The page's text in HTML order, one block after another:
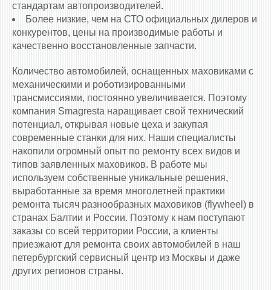
стандартам автопроизводителей.
Более низкие, чем на СТО официальных дилеров и
конкурентов, цены на производимые работы и
качественно восстановленные запчасти.
Количество автомобилей, оснащенных маховиками c
механическими и роботизированными
трансмиссиями, постоянно увеличивается. Поэтому
компания Smagresta наращивает свой технический
потенциал, открывая новые цеха и закупая
современные станки для них. Наши специалисты
накопили огромный опыт по ремонту всех видов и
типов заявленных маховиков. В работе мы
используем собственные уникальные решения,
выработанные за время многолетней практики
ремонта тысяч разнообразных маховиков (flywheel) в
странах Балтии и России. Поэтому к нам поступают
заказы со всей территории России, а клиенты
приезжают для ремонта своих автомобилей в наш
петербургский сервисный центр из Москвы и даже
других регионов страны.